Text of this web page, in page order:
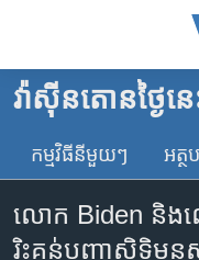
គេហទំព័រ​
ទាក់ទង
និង​
ចូល​
កម្ពុជា
អន្តរជាតិ
ចិន
វ៉ាស៊ីនតោន​ថ្ងៃ​នេ
កម្មវិធី​នីមួយៗ អត្ថ
លោក Biden និង​ល
រិះគន់​​បញ្ហា​សិទ្ធិម